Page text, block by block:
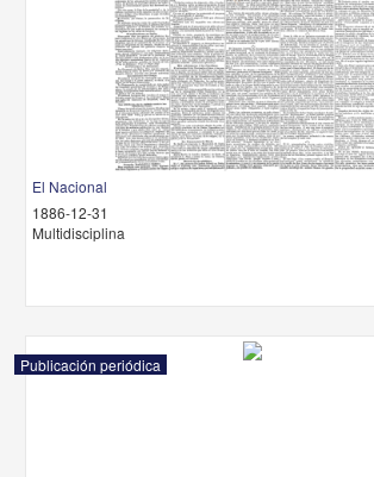
El Nacional
1886-12-31
Multidisciplina
Publicación periódica